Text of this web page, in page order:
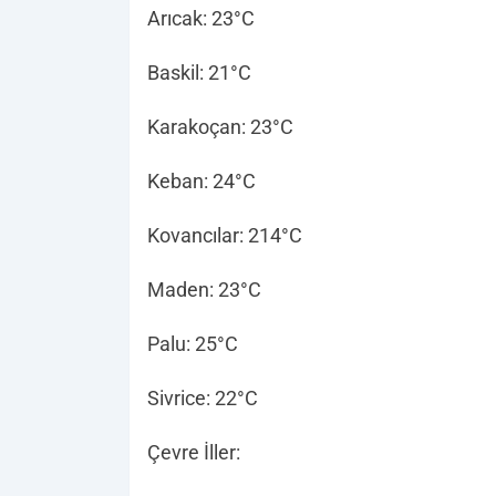
Arıcak: 23°C
Baskil: 21°C
Karakoçan: 23°C
Keban: 24°C
Kovancılar: 214°C
Maden: 23°C
Palu: 25°C
Sivrice: 22°C
Çevre İller: